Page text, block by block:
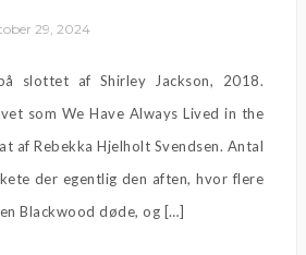
29, 2024
slottet af Shirley Jackson, 2018.
som We Have Always Lived in the
af Rebekka Hjelholt Svendsen. Antal
der egentlig den aften, hvor flere
Blackwood døde, og […]